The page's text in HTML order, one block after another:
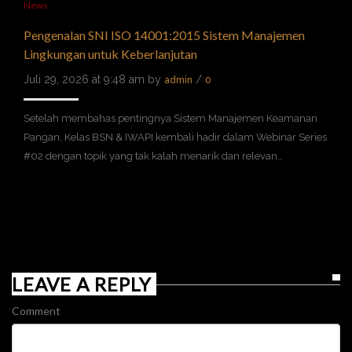
News
Pengenalan SNI ISO 14001:2015 Sistem Manajemen
Lingkungan untuk Keberlanjutan
Juli 29, 2026 at 9:48 am by admin / 0
Setelah membahas pentingnya Sistem Manajemen Keamanan
Pangan, Kelas BSN & IWAPI kembali hadir dalam Webinar Series
#02 dengan topik yang tak kalah menarik dan relevan…
LEAVE A REPLY
Comment